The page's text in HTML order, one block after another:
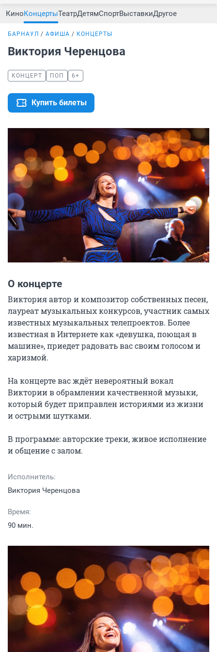
КиноКонцертыТеатрДетямСпортВыставкиДругое
БАРНАУЛ АФИША КОНЦЕРТЫ
Виктория Черенцова
КОНЦЕРТ ПОП 6+
Купить билеты
О концерте
Виктория автор и композитор собственных песен,
лауреат музыкальных конкурсов, участник самых
известных музыкальных телепроектов. Более
известная в Интернете как «девушка, поющая в
машине», приедет радовать вас своим голосом и
харизмой.
На концерте вас ждёт невероятный вокал
Виктории в обрамлении качественной музыки,
который будет приправлен историями из жизни
и острыми шутками.
В программе: авторские треки, живое исполнение
и общение с залом.
Исполнитель:
Виктория Черенцова
Время:
90 мин.